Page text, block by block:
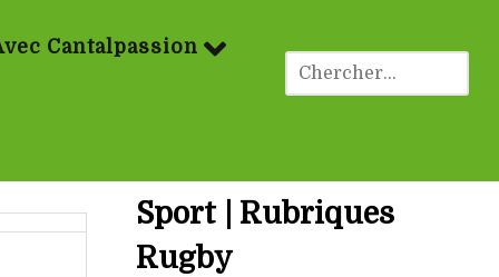
Cantalpassion
Sport | Rubriques
Rugby